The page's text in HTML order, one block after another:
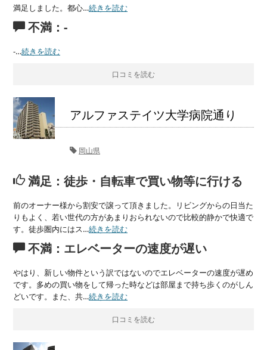
満足しました。都心…続きを読む
不満：-
-…続きを読む
口コミを読む
アルファステイツ大学病院通り
岡山県
満足：徒歩・自転車で買い物等に行ける
前のオーナー様から割安で譲って頂きました。リビングからの日当た
りもよく、若い世代の方があまりおられないので比較的静かで快適で
す。徒歩圏内にはス…続きを読む
不満：エレベーターの速度が遅い
やはり、新しい物件という訳ではないのでエレベーターの速度が遅め
です。多めの買い物をして帰った時などは部屋まで持ち歩くのがしん
どいです。また、共…続きを読む
口コミを読む